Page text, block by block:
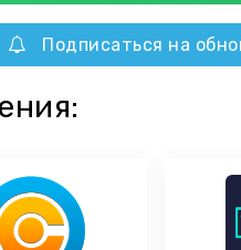
Подписаться на